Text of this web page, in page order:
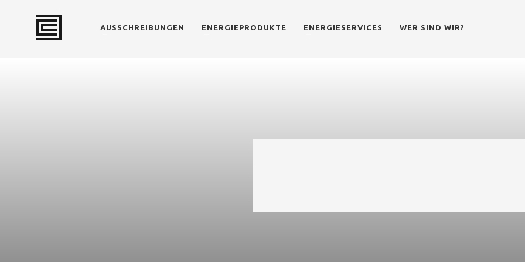
AUSSCHREIBUNGEN ENERGIEPRODUKTE ENERGIESERVICES WER SIND WIR?